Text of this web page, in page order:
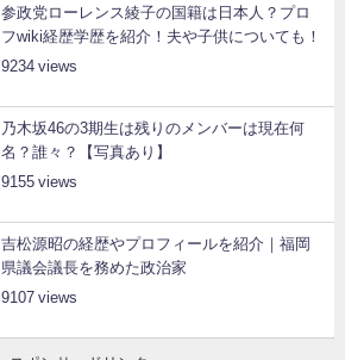
参政党ローレンス綾子の国籍は日本人？プロ
フwiki経歴学歴を紹介！夫や子供についても！
9234
乃木坂46の3期生は残りのメンバーは現在何
名？誰々？【写真あり】
9155
吉松源昭の経歴やプロフィールを紹介｜福岡
県議会議長を務めた政治家
9107